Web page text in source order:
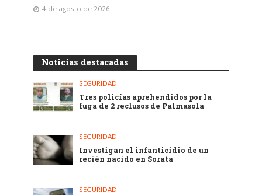
4 de agosto de 2026
Noticias destacadas
SEGURIDAD
Tres policías aprehendidos por la
fuga de 2 reclusos de Palmasola
SEGURIDAD
Investigan el infanticidio de un
recién nacido en Sorata
SEGURIDAD